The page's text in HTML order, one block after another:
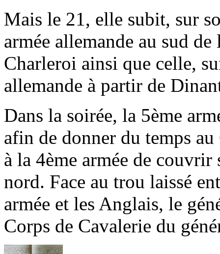
Mais le 21, elle subit, sur
armée allemande au sud
Charleroi ainsi que celle,
allemande à partir de
Dans la soirée, la 5ème
afin de donner du temps
à la 4ème armée de
nord. Face au trou laissé
armée et les Anglais, le
Corps de Cavalerie du